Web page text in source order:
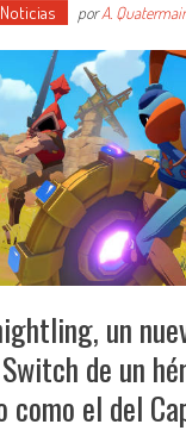
Noticias porA.
un
de un
como el del